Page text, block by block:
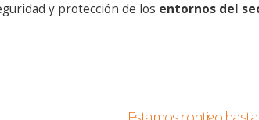
y protección de los entornos del